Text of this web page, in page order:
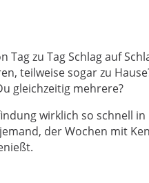
Tag zu Tag Schlag auf
teilweise sogar zu
gleichzeitig mehrere?
wirklich so schnell
der Wochen mit